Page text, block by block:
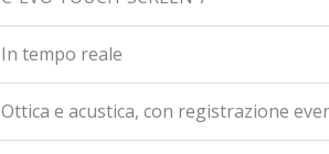
In tempo reale
Ottica e acustica, con registrazione